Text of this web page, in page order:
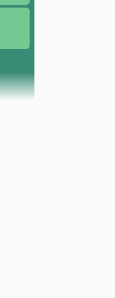
Instagram ZS